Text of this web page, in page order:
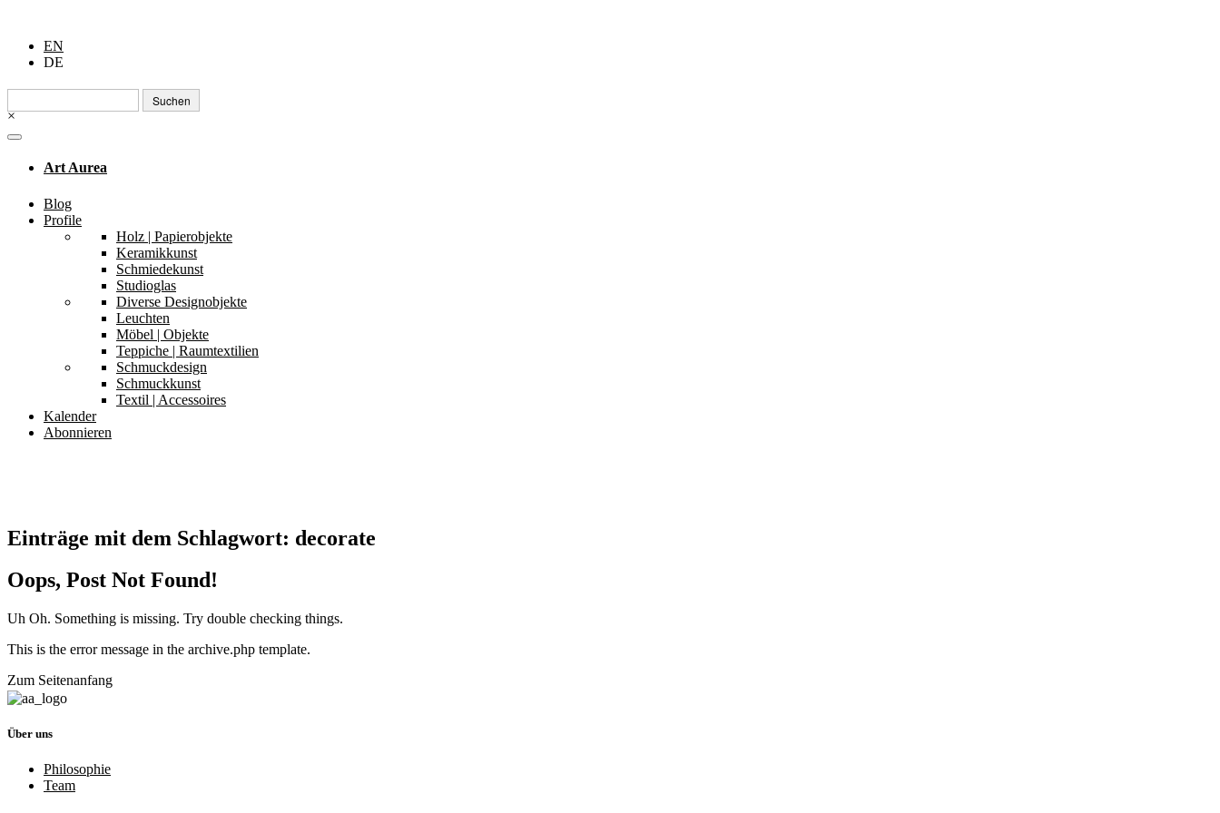
EN
DE
Suchen
nach:
×
Art Aurea
Blog
Profile
Holz | Papierobjekte
Keramikkunst
Schmiedekunst
Studioglas
Diverse Designobjekte
Leuchten
Möbel | Objekte
Teppiche | Raumtextilien
Schmuckdesign
Schmuckkunst
Textil | Accessoires
Kalender
Abonnieren
Einträge mit dem Schlagwort: decorate
Oops, Post Not Found!
Uh Oh. Something is missing. Try double checking things.
This is the error message in the archive.php template.
Zum Seitenanfang
Über uns
Philosophie
Team